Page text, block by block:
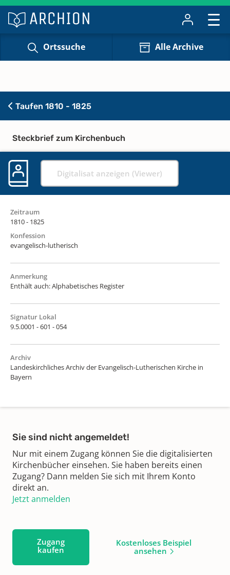
Ortssuche Alle Archive
Taufen 1810 - 1825
Steckbrief zum Kirchenbuch
Digitalisat anzeigen (Viewer)
Zeitraum
1810 - 1825
Konfession
evangelisch-lutherisch
Anmerkung
Enthält auch: Alphabetisches Register
Signatur Lokal
9.5.0001 - 601 - 054
Archiv
Landeskirchliches Archiv der Evangelisch-Lutherischen Kirche in
Bayern
Sie sind nicht angemeldet!
Nur mit einem Zugang können Sie die digitalisierten
Kirchenbücher einsehen. Sie haben bereits einen
Zugang? Dann melden Sie sich mit Ihrem Konto
direkt an.
Jetzt anmelden
Zugang
kaufen
Kostenloses Beispiel
ansehen